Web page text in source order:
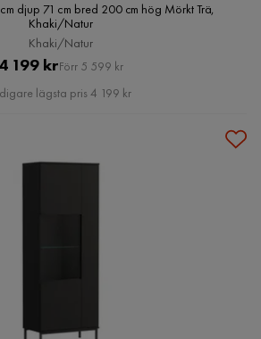
djup 71 cm bred 200 cm hög Mörkt Trä,
Khaki/Natur
Khaki/Natur
Pris
4 199 krOriginal
Pris
Förr 5 599 kr
lägsta pris 4 199 kr